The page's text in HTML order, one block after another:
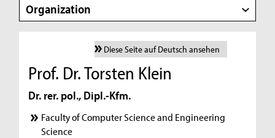
Organization
Diese Seite auf Deutsch ansehen
Prof. Dr. Torsten Klein
Dr. rer. pol., Dipl.-Kfm.
Faculty of Computer Science and Engineering
Science